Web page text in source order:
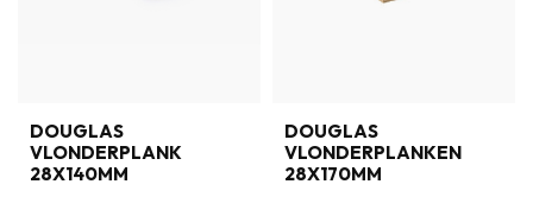
DOUGLAS
VLONDERPLANK
28X140MM
DOUGLAS
VLONDERPLANKEN
28X170MM